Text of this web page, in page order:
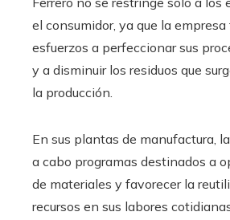
el consumidor, ya que la
esfuerzos a perfeccionar sus
y a disminuir los residuos que
la producción.
En sus plantas de manufactura,
a cabo programas destinados a
de materiales y favorecer la
recursos en sus labores